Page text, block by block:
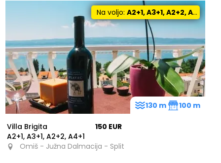
Na voljo: A2+1, A3+1, A2+2, A4+1
Villa Brigita
A2+1, A3+1, A2+2, A4+1
150 EUR
Omiš - Južna Dalmacija - Split
130 m 100 m